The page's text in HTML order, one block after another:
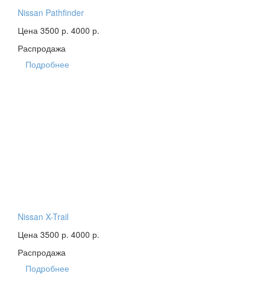
Nissan Pathfinder
Цена 3500 р. 4000 р.
Распродажа
Подробнее
Nissan X-Trail
Цена 3500 р. 4000 р.
Распродажа
Подробнее